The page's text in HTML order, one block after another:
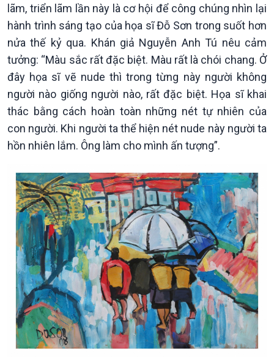
Chính trị
Chính phủ với người dân
Quốc hội với cử tri
Xây dựng đảng
Đảng trong cuộc sống
Nhận diện sự thật
Pháp luật và đời sống
Thế giới
Vấn đề quốc tế
Hồ sơ sự kiện quốc tế
Thế giới & Việt Nam
Biên cương - Một dải vững
bền
lãm, triển lãm lần này là cơ hội để công chúng nhìn lại
hành trình sáng tạo của họa sĩ Đỗ Sơn trong suốt hơn
nửa thế kỷ qua. Khán giả Nguyễn Anh Tú nêu cảm
tưởng: “Màu sắc rất đặc biệt. Màu rất là chói chang. Ở
đây họa sĩ vẽ nude thì trong từng này người không
người nào giống người nào, rất đặc biệt. Họa sĩ khai
thác bằng cách hoàn toàn những nét tự nhiên của
con người. Khi người ta thể hiện nét nude này người ta
hồn nhiên lắm. Ông làm cho mình ấn tượng”.